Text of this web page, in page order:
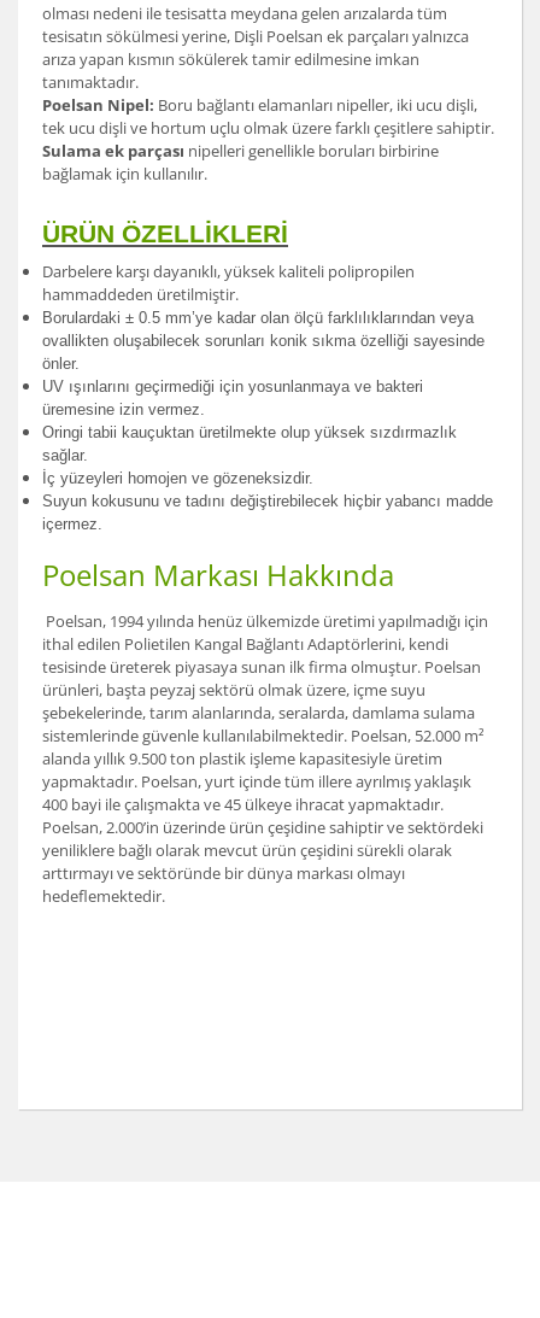
olması nedeni ile tesisatta meydana gelen arızalarda tüm
tesisatın sökülmesi yerine, Dişli Poelsan ek parçaları yalnızca
arıza yapan kısmın sökülerek tamir edilmesine imkan
tanımaktadır.
Poelsan Nipel: Boru bağlantı elamanları nipeller, iki ucu dişli,
tek ucu dişli ve hortum uçlu olmak üzere farklı çeşitlere sahiptir.
Sulama ek parçası nipelleri genellikle boruları birbirine
bağlamak için kullanılır.
ÜRÜN ÖZELLİKLERİ
Darbelere karşı dayanıklı, yüksek kaliteli polipropilen
hammaddeden üretilmiştir.
Borulardaki ± 0.5 mm’ye kadar olan ölçü farklılıklarından veya
ovallikten oluşabilecek sorunları konik sıkma özelliği sayesinde
önler.
UV ışınlarını geçirmediği için yosunlanmaya ve bakteri
üremesine izin vermez.
Oringi tabii kauçuktan üretilmekte olup yüksek sızdırmazlık
sağlar.
İç yüzeyleri homojen ve gözeneksizdir.
Suyun kokusunu ve tadını değiştirebilecek hiçbir yabancı madde
içermez.
Poelsan Markası Hakkında
Poelsan, 1994 yılında henüz ülkemizde üretimi yapılmadığı için
ithal edilen Polietilen Kangal Bağlantı Adaptörlerini, kendi
tesisinde üreterek piyasaya sunan ilk firma olmuştur. Poelsan
ürünleri, başta peyzaj sektörü olmak üzere, içme suyu
şebekelerinde, tarım alanlarında, seralarda, damlama sulama
sistemlerinde güvenle kullanılabilmektedir. Poelsan, 52.000 m²
alanda yıllık 9.500 ton plastik işleme kapasitesiyle üretim
yapmaktadır. Poelsan, yurt içinde tüm illere ayrılmış yaklaşık
400 bayi ile çalışmakta ve 45 ülkeye ihracat yapmaktadır.
Poelsan, 2.000’in üzerinde ürün çeşidine sahiptir ve sektördeki
yeniliklere bağlı olarak mevcut ürün çeşidini sürekli olarak
arttırmayı ve sektöründe bir dünya markası olmayı
hedeflemektedir.